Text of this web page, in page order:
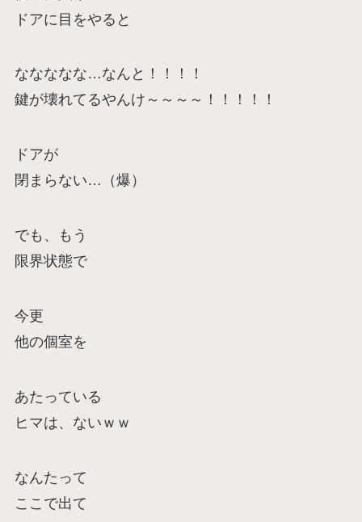
ドアに目をやると
ななななな…なんと！！！！
鍵が壊れてるやんけ～～～～！！！！！
ドアが
閉まらない…（爆）
でも、もう
限界状態で
今更
他の個室を
あたっている
ヒマは、ないｗｗ
なんたって
ここで出て